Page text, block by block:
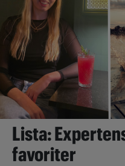
Lista:
favoriter